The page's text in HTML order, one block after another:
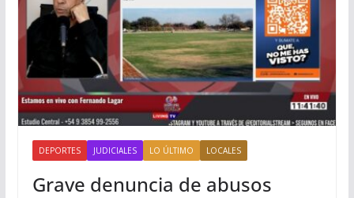
DEPORTES JUDICIALES LO ÚLTIMO LOCALES
Grave denuncia de abusos